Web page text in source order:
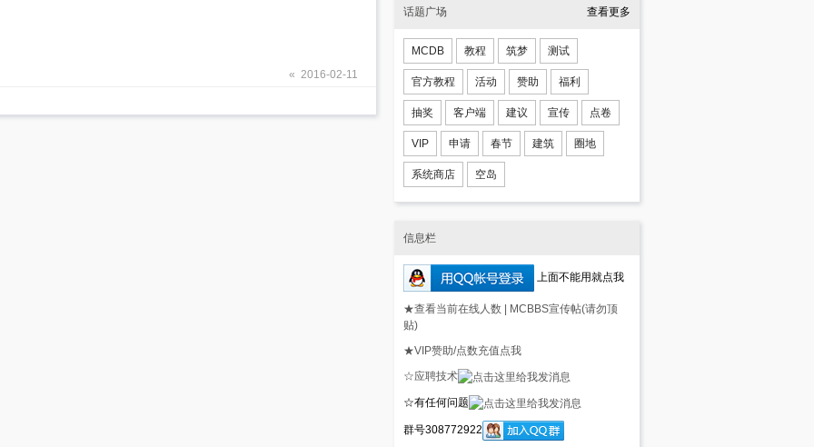
« 2016-02-11
话题广场 查看更多
MCDB 教程 筑梦 测试
官方教程 活动 赞助 福利
抽奖 客户端 建议 宣传 点卷
VIP 申请 春节 建筑 圈地
系统商店 空岛
信息栏
上面不能用就点我
★查看当前在线人数
MCBBS宣传帖(请勿顶
贴)
★VIP赞助/点数充值点我
☆应聘技术
☆有任何问题
群号308772922